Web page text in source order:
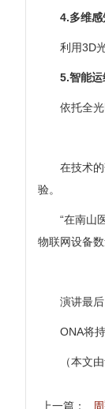
4.多维
利用3D
5.智能
依托全
在技术
验。
“在南山
物联网设备
演讲最
ONA将
（本文
上一篇：